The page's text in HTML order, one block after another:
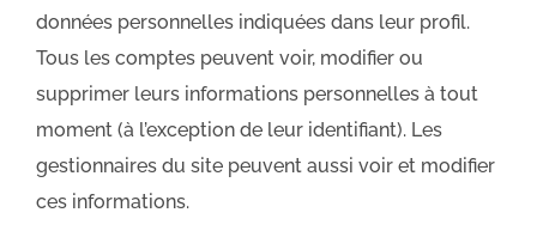
données personnelles indiquées dans leur profil.
Tous les comptes peuvent voir, modifier ou
supprimer leurs informations personnelles à tout
moment (à l’exception de leur identifiant). Les
gestionnaires du site peuvent aussi voir et modifier
ces informations.